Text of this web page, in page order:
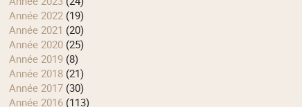
année 2022(19)
année 2021 (20)
année 2020(25)
année 2019(8)
année 2018(21)
année 2017(30)
année 2016(113)